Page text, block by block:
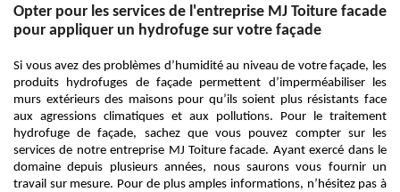
Opter pour les services de l'entreprise MJ Toiture facade
pour appliquer un hydrofuge sur votre façade
Si vous avez des problèmes d’humidité au niveau de votre façade, les
produits hydrofuges de façade permettent d’imperméabiliser les
murs extérieurs des maisons pour qu’ils soient plus résistants face
aux agressions climatiques et aux pollutions. Pour le traitement
hydrofuge de façade, sachez que vous pouvez compter sur les
services de notre entreprise MJ Toiture facade. Ayant exercé dans le
domaine depuis plusieurs années, nous saurons vous fournir un
travail sur mesure. Pour de plus amples informations, n’hésitez pas à